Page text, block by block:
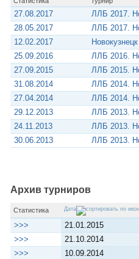
27.08.2017
ЛЛБ 2017.
28.05.2017
ЛЛБ 2017.
12.02.2017
25.09.2016
ЛЛБ 2016.
27.09.2015
ЛЛБ 2015.
31.08.2014
ЛЛБ 2014.
27.04.2014
ЛЛБ 2014.
29.12.2013
ЛЛБ 2013.
24.11.2013
ЛЛБ 2013.
30.06.2013
ЛЛБ 2013.
Архив турниров
Статистика Дата
>>>
21.01.2015
>>>
21.10.2014
>>>
10.09.2014